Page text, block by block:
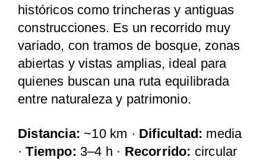
históricos como trincheras y antiguas
construcciones. Es un recorrido muy
variado, con tramos de bosque, zonas
abiertas y vistas amplias, ideal para
quienes buscan una ruta equilibrada
entre naturaleza y patrimonio.
Distancia: ~10 km · Dificultad: media
·Tiempo: 3–4 h · Recorrido: circular